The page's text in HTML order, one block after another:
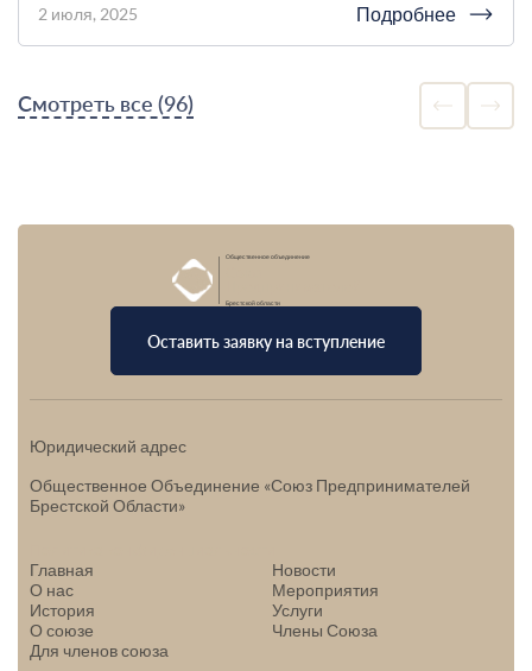
2 июля, 2025 Подробнее
Смотреть все (96)
Общественное объединение
Брестской области
Оставить заявку на вступление
Юридический адрес
Общественное Объединение «Союз Предпринимателей
Брестской Области»
Главная
Новости
О нас
Мероприятия
История
Услуги
О союзе
Члены Союза
Для членов союза